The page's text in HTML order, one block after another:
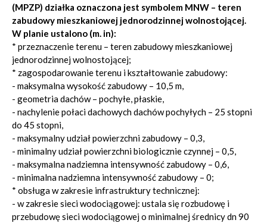
(MPZP) działka oznaczona jest symbolem MNW – teren
zabudowy mieszkaniowej jednorodzinnej wolnostojącej.
W planie ustalono (m. in):
* przeznaczenie terenu – teren zabudowy mieszkaniowej
jednorodzinnej wolnostojącej;
* zagospodarowanie terenu i kształtowanie zabudowy:
- maksymalna wysokość zabudowy – 10,5 m,
- geometria dachów – pochyłe, płaskie,
- nachylenie połaci dachowych dachów pochyłych – 25 stopni
do 45 stopni,
- maksymalny udział powierzchni zabudowy – 0,3,
- minimalny udział powierzchni biologicznie czynnej – 0,5,
- maksymalna nadziemna intensywność zabudowy – 0,6,
- minimalna nadziemna intensywność zabudowy – 0;
* obsługa w zakresie infrastruktury technicznej:
- w zakresie sieci wodociągowej: ustala się rozbudowę i
przebudowę sieci wodociągowej o minimalnej średnicy dn 90